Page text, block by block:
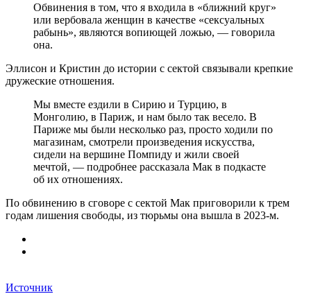
Обвинения в том, что я входила в «ближний круг»
или вербовала женщин в качестве «сексуальных
рабынь», являются вопиющей ложью, — говорила
она.
Эллисон и Кристин до истории с сектой связывали крепкие
дружеские отношения.
Мы вместе ездили в Сирию и Турцию, в
Монголию, в Париж, и нам было так весело. В
Париже мы были несколько раз, просто ходили по
магазинам, смотрели произведения искусства,
сидели на вершине Помпиду и жили своей
мечтой, — подробнее рассказала Мак в подкасте
об их отношениях.
По обвинению в сговоре с сектой Мак приговорили к трем
годам лишения свободы, из тюрьмы она вышла в 2023-м.
Источник